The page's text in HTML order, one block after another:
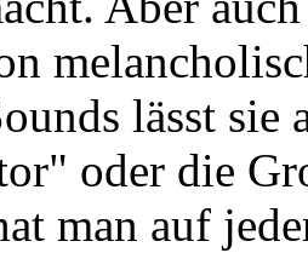
lässt sie
oder die
man auf